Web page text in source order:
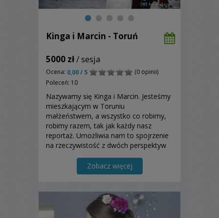
Kinga i Marcin - Toruń
5000 zł/ sesja
Ocena: 0,00 / 5
(0 opinii)
Poleceń: 10
Nazywamy się Kinga i Marcin. Jesteśmy
mieszkającym w Toruniu
małżeństwem, a wszystko co robimy,
robimy razem, tak jak każdy nasz
reportaż. Umożliwia nam to spojrzenie
na rzeczywistość z dwóch perspektyw
wyjątkowy sposób najważniejszych
momentów.
Zobacz więcej